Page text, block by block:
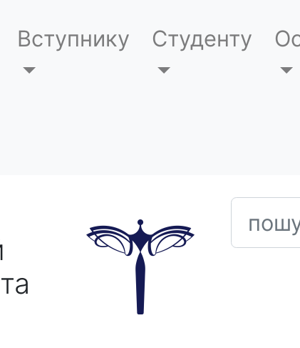
Вступнику Студенту